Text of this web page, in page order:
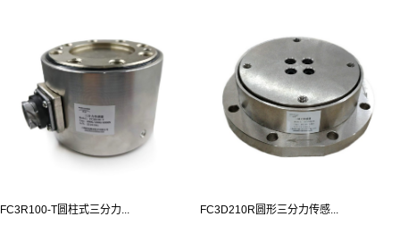
FC3R100-T圆柱式三分力... FC3D210R圆形三分力传感...